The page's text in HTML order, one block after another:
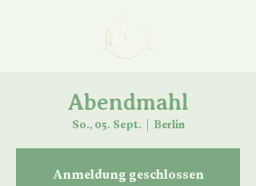
Abendmahl
So., 05. Sept. Berlin
Anmeldung geschlossen